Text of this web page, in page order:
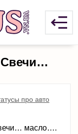
про авто
масло….